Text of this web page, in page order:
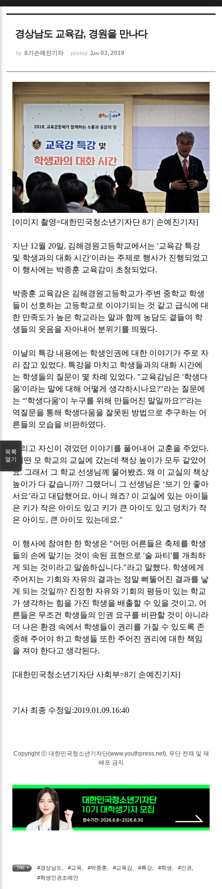
경상남도 교육감, 경원을 만나다
by 8기손예진기자 posted Jan 03, 2019
[이미지 촬영=대한민국청소년기자단8기 손예진기자]
지난 12월 20일, 김해경원고등학교에서는'교육감 특강
및 학생과의 대화 시간'이라는 주제로 행사가 진행되었고
이 행사에는 박종훈 교육감이 초청되었다.
박종훈 교육감은 김해경원고등학교가 주변 중학교 학생
들이 선호하는 고등학교로 이야기되는 것 같고 급식에 대
한 만족도가 높은 학교라는 말과 함께 농담도 곁들여 학
생들의 웃음을 자아내어 분위기를 띄웠다.
이날의 특강 내용에는 학생인권에 대한 이야기가 주로 자
리 잡고 있었다. 특강을 마치고 학생들과의 대화 시간에
는 학생들의 질문이 몇 차례 있었다. "교육감님은'학생다
움'이라는 말에 대해 어떻게 생각하시나요?"라는 질문에
는“'학생다움'이 누구를 위해 만들어진 말일까요?”라는
역질문을 통해 학생다움을 잘못된 방법으로 추구하는 어
른들의 모습을 비판하였다.
그리고 자신이 겪었던 이야기를 풀어내어 교훈을 주었다.
" 어떤 모 학교의 교실에 갔는데 책상 높이가 모두 같았어
요. 그래서 그 학교 선생님께 물어봤죠.왜 이 교실의 책상
높이가 다 같습니까? 그랬더니 그 선생님은 ‘ 보기 안 좋아
서요’라고 대답했어요. 아니 왜죠? 이 교실에 있는 아이들
은 키가 작은 아이도 있고 키가 큰 아이도 있고 덩치가 작
은 아이도, 큰 아이도 있는데요."
이 행사에 참여한 한 학생은 "어떤 어른들은 축제를 학생
들의 손에 맡기는 것이 속된 표현으로'술 파티'를 개최하
게 되는 것이라고 말씀하십니다."라고 말했다. 학생에게
주어지는 기회와 자유의 결과는 정말 삐뚤어진 결과를 낳
게 되는 것일까? 진정한 자유와 기회의 평등이 있는 학교
가 생각하는 힘을 가진 학생을 배출할 수 있을 것이고, 어
른들은 무조건 학생들의 인권 요구를 비판할 것이 아니라
더 나은 환경 속에서 학생들이 권리를 가질 수 있도록 존
중해 주어야 하고 학생들 또한 주어진 권리에 대한 책임
을 져야 한다고 생각된다.
[대한민국청소년기자단 사회부=8기 손예진기자]
기사 최종 수정일:2019.01.09.16:40
Copyright ⓒ 대한민국청소년기자단(www.youthpress.net), 무단 전재 및 재
배포 금지
TAG • #경상남도 #교육 #박종훈 #교육감 #특강 #학생 #인권
#학생인권조례안
목록
열기
Sketchbook5, 스케치북5
Sketchbook5, 스케치북5